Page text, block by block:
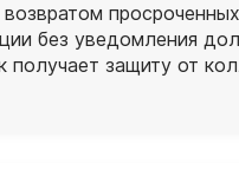
без уведомления
защиту от